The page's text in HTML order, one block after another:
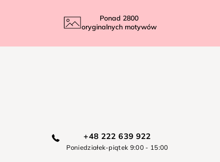
Ponad 2800
oryginalnych motywów
+48 222 639 922
Poniedziałek-piątek 9:00 - 15:00